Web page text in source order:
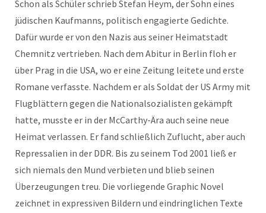
Schon als Schüler schrieb Stefan Heym, der Sohn eines
jüdischen Kaufmanns, politisch engagierte Gedichte.
Dafür wurde er von den Nazis aus seiner Heimatstadt
Chemnitz vertrieben. Nach dem Abitur in Berlin floh er
über Prag in die USA, wo er eine Zeitung leitete und erste
Romane verfasste. Nachdem er als Soldat der US Army mit
Flugblättern gegen die Nationalsozialisten gekämpft
hatte, musste er in der McCarthy-Ära auch seine neue
Heimat verlassen. Er fand schließlich Zuflucht, aber auch
Repressalien in der DDR. Bis zu seinem Tod 2001 ließ er
sich niemals den Mund verbieten und blieb seinen
Überzeugungen treu. Die vorliegende Graphic Novel
zeichnet in expressiven Bildern und eindringlichen Texte